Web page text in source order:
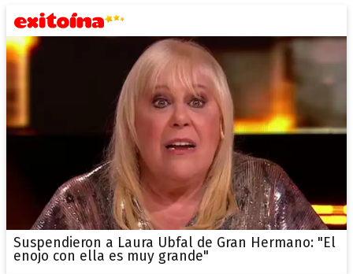
Suspendieron a Laura Ubfal de Gran Hermano: "El
enojo con ella es muy grande"